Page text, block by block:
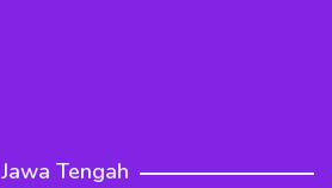
Jawa Tengah